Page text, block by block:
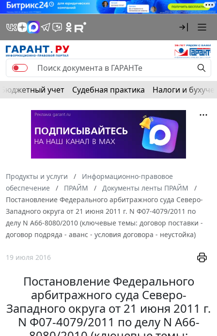
Бюджетный учет Судебная практика Налоги и
Продукты и услуги
Информационно-правовое
обеспечение
ПРАЙМ
Документы ленты ПРАЙМ
Постановление Федерального арбитражного суда Северо-
Западного округа от 21 июня 2011 г. N Ф07-4079/2011 по
делу N А66-8080/2010 (ключевые темы: договор поставки -
договор подряда - аванс - условия договора - неустойка)
19 июля 2016
Постановление Федерального
арбитражного суда Северо-
Западного округа от 21 июня 2011 г.
N Ф07-4079/2011 по делу N А66-